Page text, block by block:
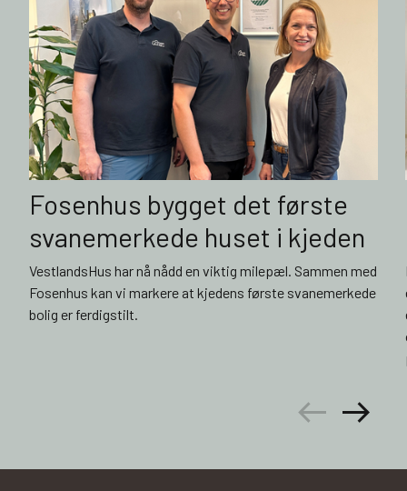
Fosenhus bygget det første
svanemerkede huset i kjeden
VestlandsHus har nå nådd en viktig milepæl. Sammen med
Fosenhus kan vi markere at kjedens første svanemerkede
bolig er ferdigstilt.
arrow_left_alt arrow_right_alt